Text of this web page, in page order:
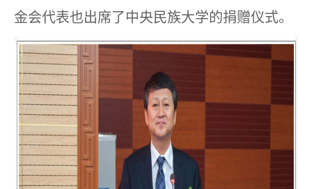
金会代表也出席了中央民族大学的捐赠仪式。